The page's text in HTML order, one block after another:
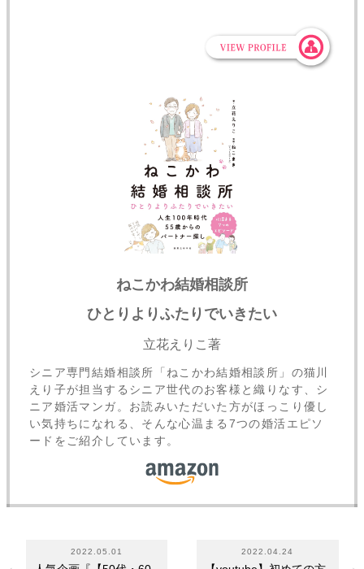
ねこかわ結婚相談所
ひとりよりふたりでいきたい
立花えりこ著
シニア専門結婚相談所「ねこかわ結婚相談所」の猫川
えり子が担当するシニア世代のお客様と織りなす、シ
ニア婚活マンガ。お読みいただいた方がほっこり優し
い気持ちになれる、そんな心温まる7つの婚活エピソ
ードをご紹介しています。
2022.05.01 2022.04.24